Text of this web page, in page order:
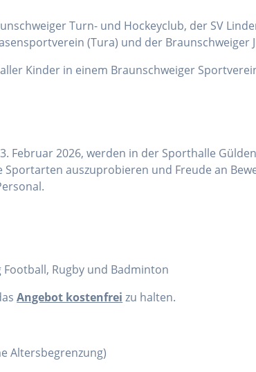
Turn- und Hockeyclub, der SV
(Tura) und der Braunschweiger
Kinder in einem Braunschweiger
Februar 2026, werden in der Sporthalle
auszuprobieren und Freude an
Football, Rugby und Badminton
Angebot kostenfrei zu halten.
Altersbegrenzung)